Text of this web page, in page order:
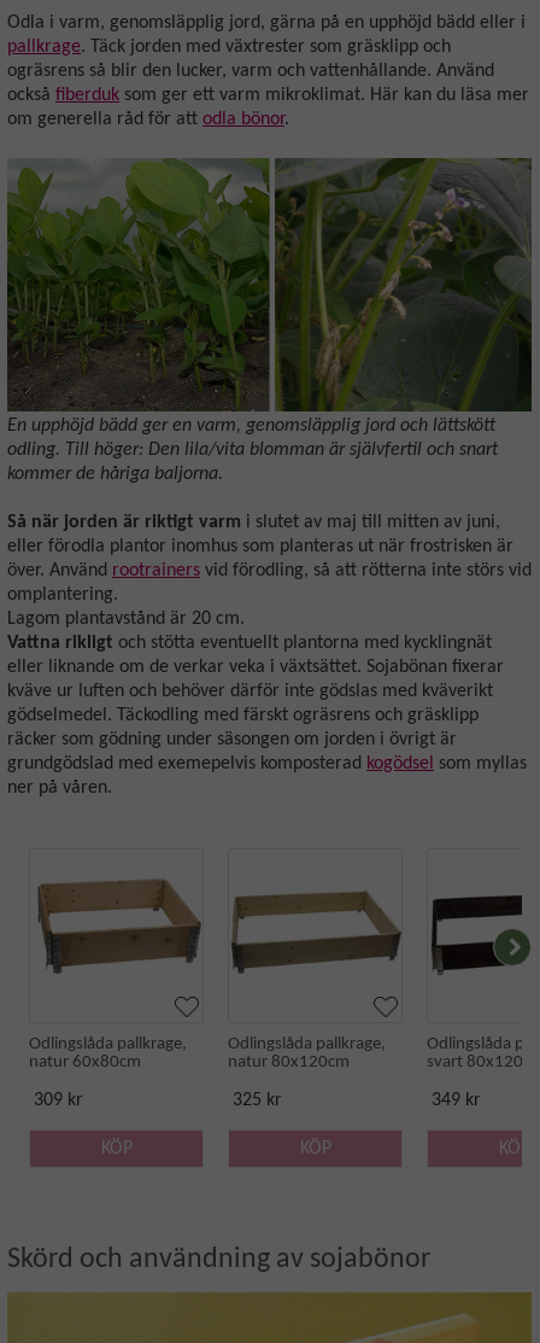
Odla i varm, genomsläpplig jord, gärna på en upphöjd bädd eller i
pallkrage. Täck jorden med växtrester som gräsklipp och
ogräsrens så blir den lucker, varm och vattenhållande. Använd
också fiberduk som ger ett varm mikroklimat. Här kan du läsa mer
om generella råd för att odla bönor.
En upphöjd bädd ger en varm, genomsläpplig jord och lättskött
odling. Till höger: Den lila/vita blomman är självfertil och snart
kommer de håriga baljorna.
Så när jorden är riktigt varm i slutet av maj till mitten av juni,
eller förodla plantor inomhus som planteras ut när frostrisken är
över. Använd rootrainers vid förodling, så att rötterna inte störs vid
omplantering.
Lagom plantavstånd är 20 cm.
Vattna rikligt och stötta eventuellt plantorna med kycklingnät
eller liknande om de verkar veka i växtsättet. Sojabönan fixerar
kväve ur luften och behöver därför inte gödslas med kväverikt
gödselmedel. Täckodling med färskt ogräsrens och gräsklipp
räcker som gödning under säsongen om jorden i övrigt är
grundgödslad med exemepelvis komposterad kogödsel som myllas
ner på våren.
Odlingslåda pallkrage,
natur 60x80cm
309 kr
KÖP
Odlingslåda pallkrage,
natur 80x120cm
325 kr
KÖP
Odlingslåda
svart
349 kr
KÖP
Skörd och användning av sojabönor